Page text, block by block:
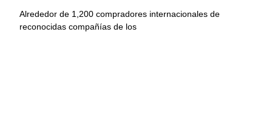
Alrededor de 1,200 compradores internacionales de
reconocidas compañías de los